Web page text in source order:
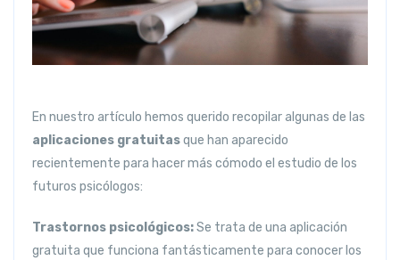
En nuestro artículo hemos querido recopilar algunas de las
aplicaciones gratuitasque han aparecido
recientemente para hacer más cómodo el estudio de los
futuros psicólogos:
Trastornos psicológicos:Se trata de una aplicación
gratuita que funciona fantásticamente para conocer los